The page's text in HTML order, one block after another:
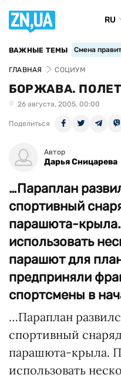
RU
ВАЖНЫЕ ТЕМЫ Смена
ГЛАВНАЯ СОЦИУМ
БОРЖАВА.
26 августа, 2005, 00:00
Поделиться
Автор
Дарья Сницарева
…Параплан
спортивный
парашюта-
использовать
парашют для
предприняли
спортсмены в
…Параплан
спортивный
парашюта-крыла.
использовать